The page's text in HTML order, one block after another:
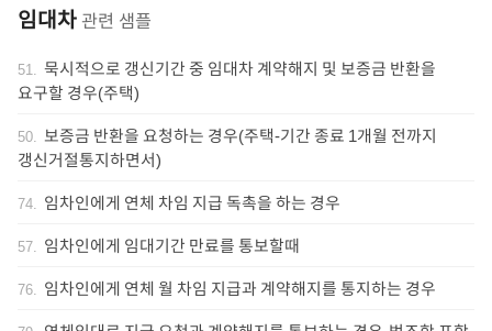
임대차 관련 샘플
51. 묵시적으로 갱신기간 중 임대차 계약해지 및 보증금 반환을
요구할 경우(주택)
50. 보증금 반환을 요청하는 경우(주택-기간 종료 1개월 전까지
갱신거절통지하면서)
74. 임차인에게 연체 차임 지급 독촉을 하는 경우
57. 임차인에게 임대기간 만료를 통보할때
76. 임차인에게 연체 월 차임 지급과 계약해지를 통지하는 경우